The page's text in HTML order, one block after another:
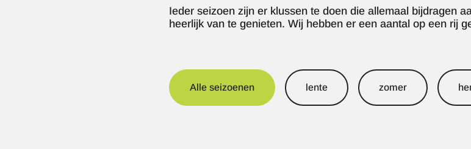
Ieder seizoen zijn er klussen te doen die allemaal bijdragen
heerlijk van te genieten. Wij hebben er een aantal op een rij
Alle seizoenen lente zomer